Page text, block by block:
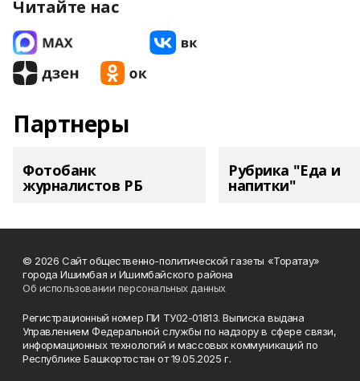
Читайте нас
Партнеры
Фотобанк
журналистов РБ
Рубрика "Еда и
напитки"
© 2026 Сайт общественно-политической газеты «Торатау»
города Ишимбая и Ишимбайского района
Об использовании персональных данных
Регистрационный номер ПИ ТУ02-01813. Выписка выдана
Управлением Федеральной службы по надзору в сфере связи,
информационных технологий и массовых коммуникаций по
Республике Башкортостан от 19.05.2025 г.